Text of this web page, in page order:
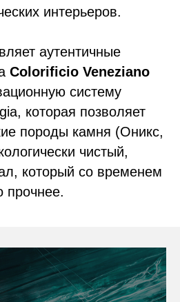
интерьеров.
аутентичные
Colorificio Veneziano
систему
которая позволяет
породы камня (Оникс,
чистый,
который со временем
прочнее.